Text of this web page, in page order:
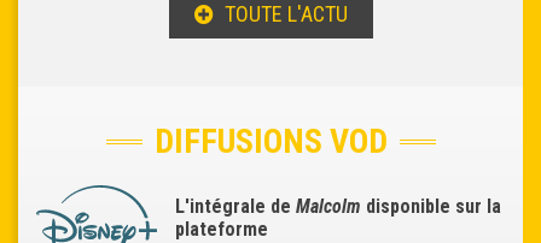
TOUTE L'ACTU
DIFFUSIONS VOD
L'intégrale de Malcolm disponible sur la
plateforme